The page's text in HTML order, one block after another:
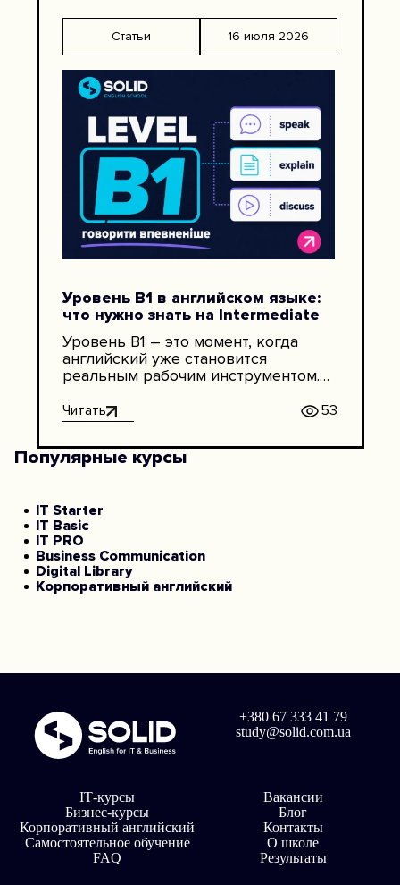
Популярные курсы
IT Starter
IT Basic
IT PRO
Business Communication
Digital Library
Корпоративный английский
английском pronouns используются
для людей, предметов, животных,
мест, идей, […]
Статьи 16 июля 2026
Уровень B1 в английском языке:
что нужно знать на Intermediate
Уровень B1 – это момент, когда
английский уже становится
реальным рабочим инструментом.
знакомые темы, объяснять мысли,
понимать основное содержание
разговора, читать несложные
тексты и писать связные
но не “свободное владение”. На
этом этапе студент уже может
многое, но все еще делает ошибки,
ищет […]
Читать 53
+380 67 333 41 79
study@solid.com.ua
ІТ-курсы
Бизнес-курсы
Корпоративный английский
Самостоятельное обучение
FAQ
Вакансии
Блог
Контакты
O школе
Результаты